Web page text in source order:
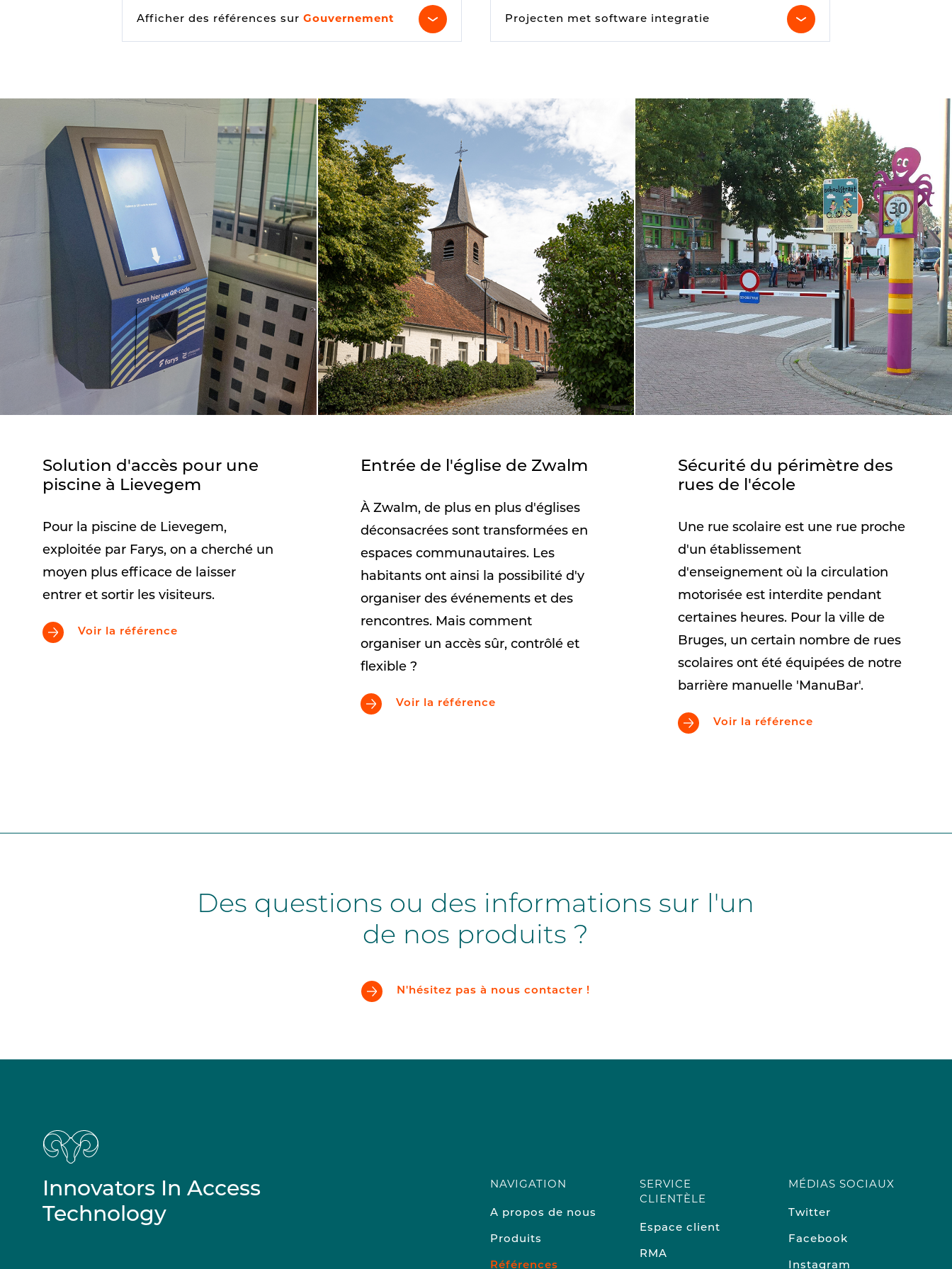
Détection des véhicules Signalisation numérique
Comptage Parking
Afficher des références sur Gouvernement Projecten met software integratie
Solution d'accès pour une
piscine à Lievegem
Pour la piscine de Lievegem,
exploitée par Farys, on a cherché un
moyen plus efficace de laisser
entrer et sortir les visiteurs.
Voir la référence
Entrée de l'église de Zwalm
À Zwalm, de plus en plus d'églises
déconsacrées sont transformées en
espaces communautaires. Les
habitants ont ainsi la possibilité d'y
organiser des événements et des
rencontres. Mais comment
organiser un accès sûr, contrôlé et
flexible ?
Voir la référence
Sécurité du périmètre des
rues de l'école
Une rue scolaire est une rue proche
d'un établissement
d'enseignement où la circulation
motorisée est interdite pendant
certaines heures. Pour la ville de
Bruges, un certain nombre de rues
scolaires ont été équipées de notre
barrière manuelle 'ManuBar'.
Voir la référence
Des questions ou des informations sur l'un
de nos produits ?
N'hésitez pas à nous contacter !
Innovators In Access
Technology
NAVIGATION
A propos de nous
Produits
Références
SERVICE
CLIENTÈLE
Espace client
RMA
MÉDIAS SOCIAUX
Twitter
Facebook
Instagram